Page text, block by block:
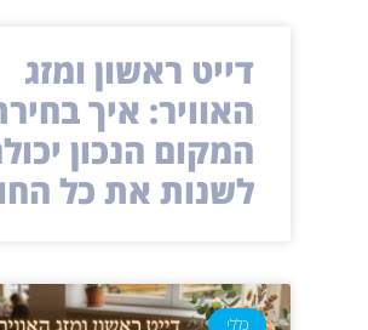
דייט ראשון ומזג
האוויר: איך
המקום הנכון
לשנות את כל
כללי